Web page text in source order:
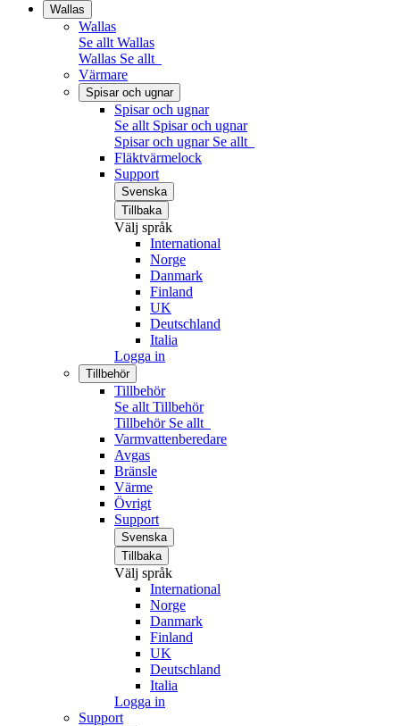
Wallas
Wallas
Se allt Wallas
Wallas Se allt
Värmare
Spisar och ugnar
Spisar och ugnar
Se allt Spisar och ugnar
Spisar och ugnar Se allt
Fläktvärmelock
Support
Svenska
Tillbaka
Välj språk
International
Norge
Danmark
Finland
UK
Deutschland
Italia
Logga in
Tillbehör
Tillbehör
Se allt Tillbehör
Tillbehör Se allt
Varmvattenberedare
Avgas
Bränsle
Värme
Övrigt
Support
Svenska
Tillbaka
Välj språk
International
Norge
Danmark
Finland
UK
Deutschland
Italia
Logga in
Support